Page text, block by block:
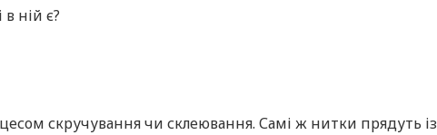
ній є?
скручування чи склеювання. Самі ж нитки прядуть із